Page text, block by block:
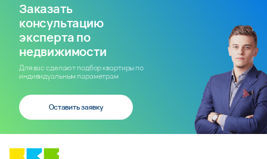
Заказать
консультацию
эксперта по
недвижимости
Для вас сделают подбор квартиры по
индивидуальным параметрам
Оставить заявку